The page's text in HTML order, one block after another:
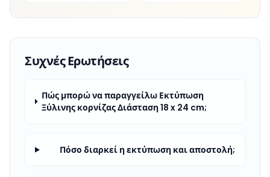
Συχνές Ερωτήσεις
Πώς μπορώ να παραγγείλω Εκτύπωση
Ξύλινης κορνίζας Διάσταση 18 x 24 cm;
Πόσο διαρκεί η εκτύπωση και αποστολή;